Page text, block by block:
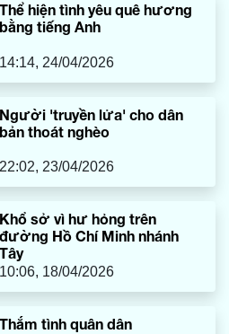
Thể hiện tình yêu quê hương
bằng tiếng Anh
14:14, 24/04/2026
Người 'truyền lửa' cho dân
bản thoát nghèo
22:02, 23/04/2026
Khổ sở vì hư hỏng trên
đường Hồ Chí Minh nhánh
Tây
10:06, 18/04/2026
Thắm tình quân dân